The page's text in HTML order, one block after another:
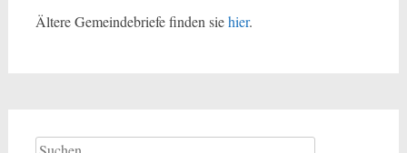
Ältere Gemeindebriefe finden siehier.
Suchen